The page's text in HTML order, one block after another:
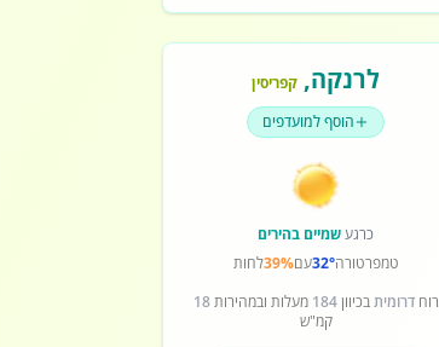
לרנקה, קפריסין
הוסף למועדפים
כרגעשמיים בהירים
טמפרטורה32°עם39%לחות
רוחדרומיתבכיוון184 מעלות ובמהירות18
קמ"ש